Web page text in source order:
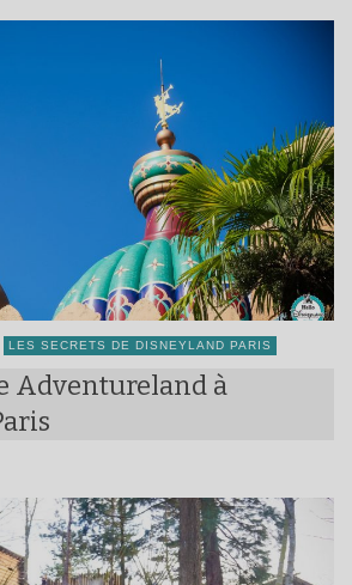
LES SECRETS DE DISNEYLAND PARIS
Adventureland à